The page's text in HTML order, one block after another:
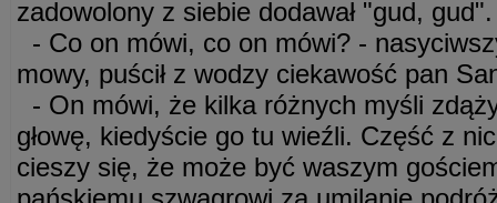
zadowolony z siebie dodawał "gud,
- Co on mówi, co on mówi? -
mowy, puścił z wodzy ciekawość pan
- On mówi, że kilka różnych myśli
głowę, kiedyście go tu wieźli. Część z
cieszy się, że może być waszym